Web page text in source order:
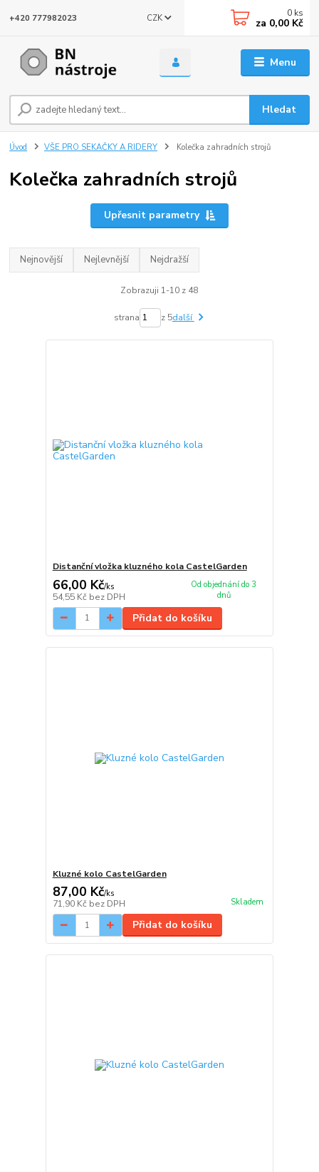
Menu
CZK
Hledat
+420 777982023 0 ks
za 0,00 Kč
Úvod VŠE PRO SEKAČKY A RIDERY Kolečka zahradních strojů
Kolečka zahradních strojů
Upřesnit parametry
Nejnovější Nejlevnější Nejdražší
Zobrazuji 1-10 z 48
strana z 5další
Distanční vložka kluzného kola CastelGarden
66,00 Kč/ks
54,55 Kč bez DPH
Od objednání do 3
dnů
Přidat do košíku
Kluzné kolo CastelGarden
87,00 Kč/ks
71,90 Kč bez DPH Skladem
Přidat do košíku